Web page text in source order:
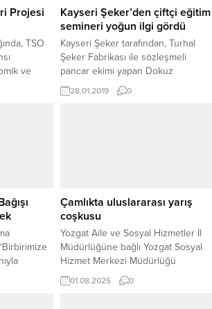
Projesi
TSO
ve
Projesi
Kayseri Şeker’den çiftçi eğitim
semineri yoğun ilgi gördü
Kayseri Şeker tarafından, Turhal
Şeker Fabrikası ile sözleşmeli
pancar ekimi yapan Dokuz
bölgeden birisi olan Zile
Bölgesinde çiftçi eğitim semineri
28.01.2019 0
Çamlıkta uluslararası yarış
coşkusu
Yozgat Aile ve Sosyal Hizmetler İl
Müdürlüğüne bağlı Yozgat Sosyal
Hizmet Merkezi Müdürlüğü
tarafından, 2025 Aile Yılı etkinlikleri
çerçevesinde organize edilen
01.08.2025 0